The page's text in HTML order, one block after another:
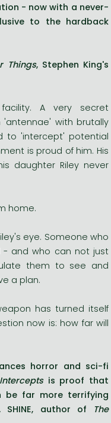
- now with a never-
to the hardback
Things, Stephen King's
A very secret
'antennae' with brutally
to 'intercept' potential
is proud of him. His
daughter Riley never
home.
eye. Someone who
- and who can not just
them to see and
a plan.
has turned itself
now is: how far will
horror and sci-fi
Interceptsis proof that
be far more terrifying
author of
The